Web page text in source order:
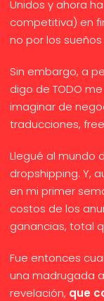
Unidos y ahora
competitiva) en
no por los
Sin embargo, a
digo de TODO
imaginar de
traducciones,
Llegué al mundo
dropshipping. Y,
en mi primer
costos de los
ganancias, total
Fue entonces
una madrugada
revelación, que